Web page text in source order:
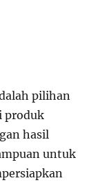
pilihan
produk
hasil
untuk